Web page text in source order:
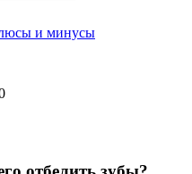
и минусы